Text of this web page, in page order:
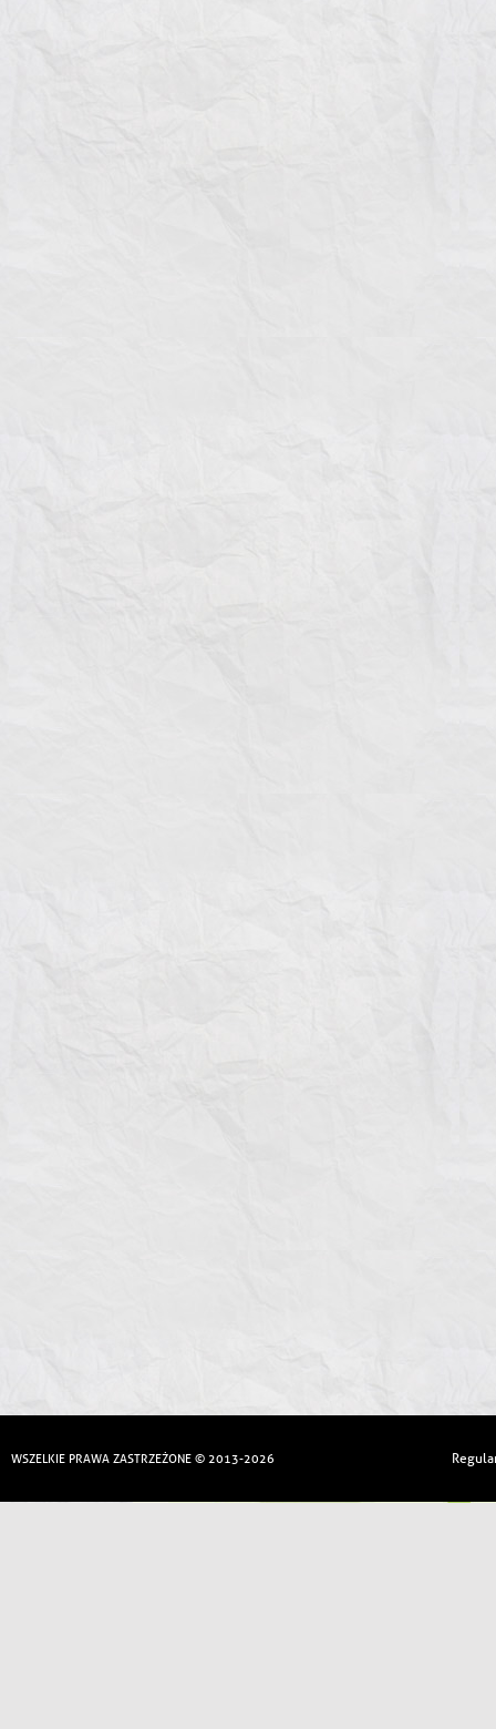
WSZELKIE PRAWA ZASTRZEŻONE © 2013-2026